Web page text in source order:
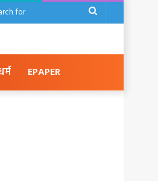
Search
EPAPER